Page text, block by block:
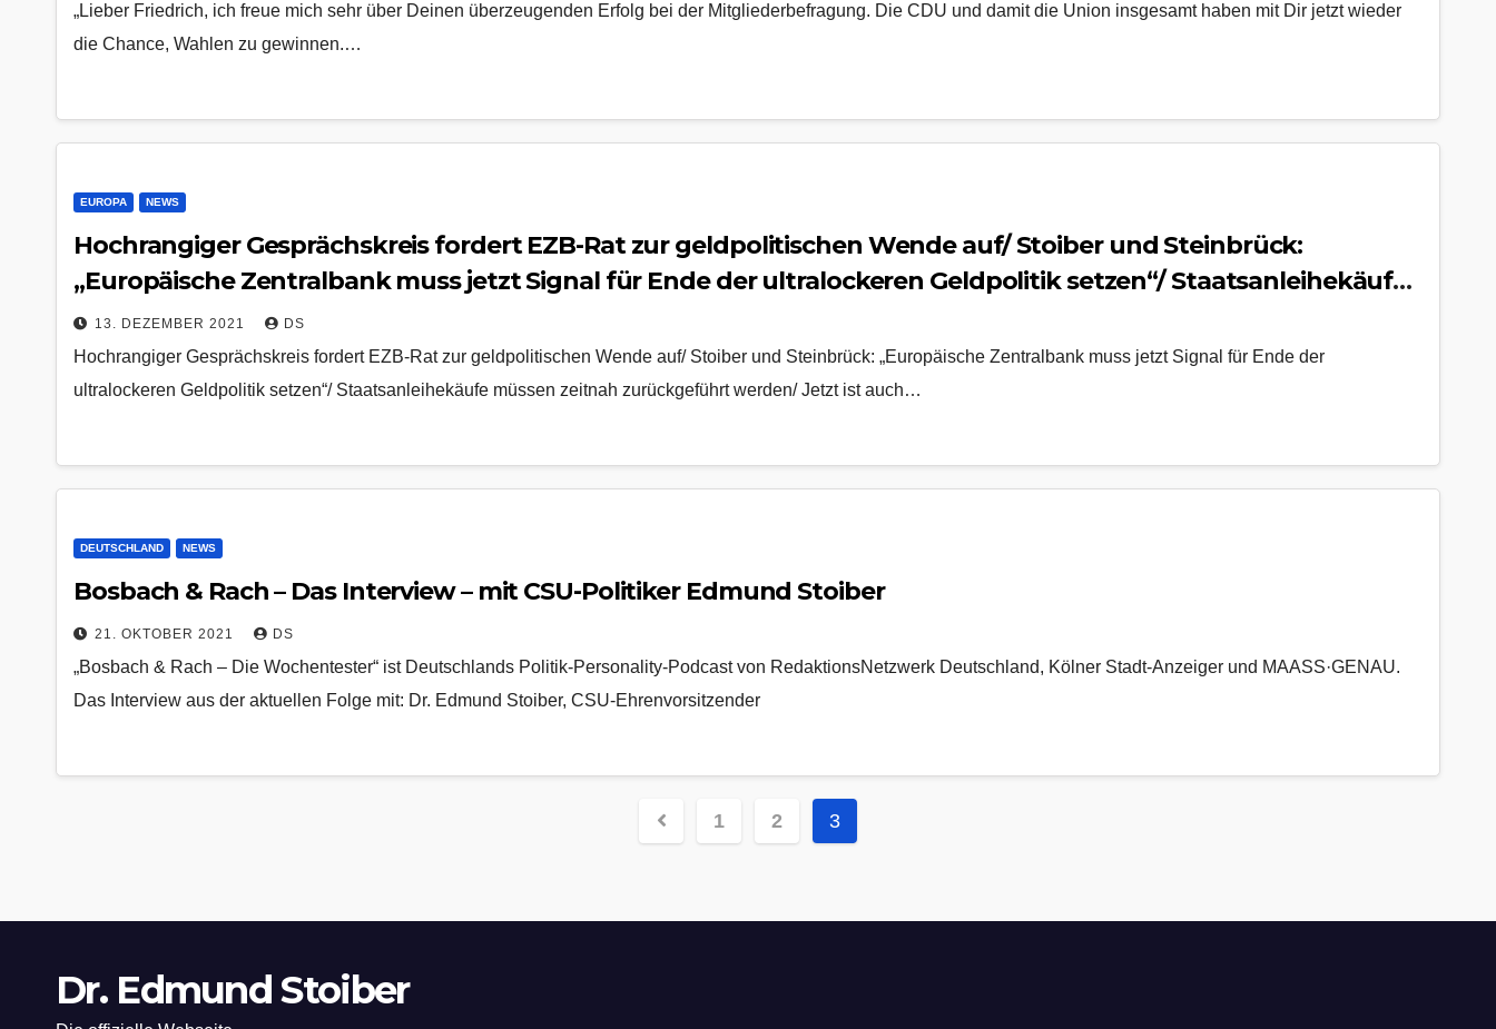
„Lieber Friedrich, ich freue mich sehr über Deinen überzeugenden Erfolg bei der Mitgliederbefragung. Die CDU und damit die Union insgesamt haben mit Dir jetzt wieder
die Chance, Wahlen zu gewinnen.…
EUROPA NEWS
Hochrangiger Gesprächskreis fordert EZB-Rat zur geldpolitischen Wende auf/ Stoiber und Steinbrück:
„Europäische Zentralbank muss jetzt Signal für Ende der ultralockeren Geldpolitik setzen“/ Staatsanleihekäufe
müssen zeitnah zurückgeführt werden/ Jetzt ist auch der Deutsche Bundestag gefordert/ Aktuelle Geldpolitik
ist unsozial
13. DEZEMBER 2021 DS
Hochrangiger Gesprächskreis fordert EZB-Rat zur geldpolitischen Wende auf/ Stoiber und Steinbrück: „Europäische Zentralbank muss jetzt Signal für Ende der
ultralockeren Geldpolitik setzen“/ Staatsanleihekäufe müssen zeitnah zurückgeführt werden/ Jetzt ist auch…
DEUTSCHLAND NEWS
Bosbach & Rach – Das Interview – mit CSU-Politiker Edmund Stoiber
21. OKTOBER 2021 DS
„Bosbach & Rach – Die Wochentester“ ist Deutschlands Politik-Personality-Podcast von RedaktionsNetzwerk Deutschland, Kölner Stadt-Anzeiger und MAASS·GENAU.
Das Interview aus der aktuellen Folge mit: Dr. Edmund Stoiber, CSU-Ehrenvorsitzender
Seitennummerierung
Beiträge
1 2 3
Dr. Edmund Stoiber